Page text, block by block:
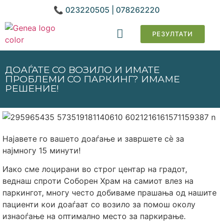
📞 023220505 | 078262220
РЕЗУЛТАТИ
ДОАЃАТЕ СО ВОЗИЛО И ИМАТЕ
ПРОБЛЕМИ СО ПАРКИНГ? ИМАМЕ
РЕШЕНИЕ!
Најавете го вашето доаѓање и завршете сè за
најмногу 15 минути!
Иако сме лоцирани во строг центар на градот,
веднаш спроти Соборен Храм на самиот влез на
паркингот, многу често добиваме прашања од нашите
пациенти кои доаѓаат со возило за помош околу
изнаоѓање на оптимално место за паркирање.